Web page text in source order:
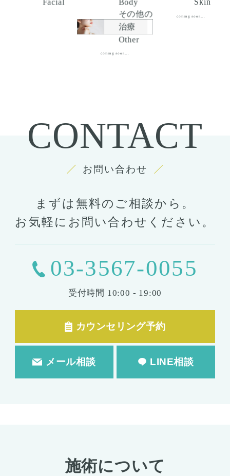
Facial
Body
Skin
coming soon...
その他の
治療
Other
coming soon...
CONTACT
お問い合わせ
まずは無料のご相談から。
お気軽にお問い合わせください。
03-3567-0055
受付時間 10:00 - 19:00
カウンセリング予約
メール相談 LINE相談
施術について